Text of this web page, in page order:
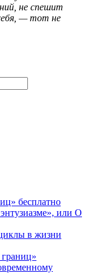
не спешит
— тот не
бесплатно
или О
в жизни